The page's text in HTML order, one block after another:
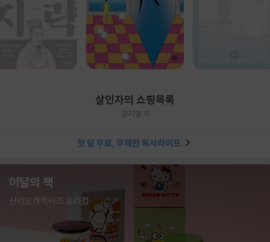
살인자의 쇼핑목록
강지영 저
첫 달 무료, 무제한 독서라이프
이달의 책
산리오캐릭터즈 유리컵